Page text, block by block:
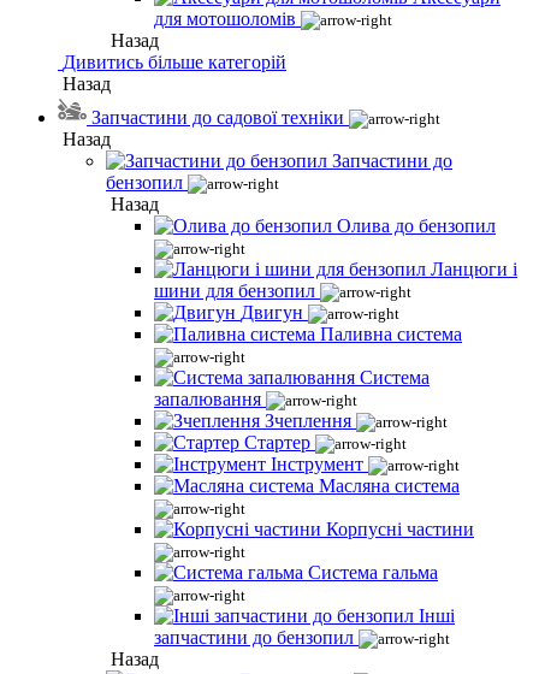
для мотошоломів
Назад
Дивитись більше категорій
Назад
Запчастини до садової техніки
Назад
Запчастини до
бензопил
Назад
Олива до бензопил
Ланцюги і
шини для бензопил
Двигун
Паливна система
Система
запалювання
Зчеплення
Стартер
Інструмент
Масляна система
Корпусні частини
Система гальма
Інші
запчастини до бензопил
Назад